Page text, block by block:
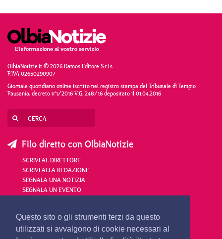
Questo sito o gli strumenti terzi da questo
utilizzati si avvalgono di cookie necessari al
OlbiaNotizie.it © 2026 Damos Editore S.r.l.s
P.IVA 02650290907
Giornale quotidiano online iscritto nel registro stampa del Tribunale di Tempio
Pausania, decreto n°1/2016 V.G. 248/16 depositato il 01.04.2016
Filo diretto con OlbiaNotizie
SCRIVI AL DIRETTORE
SCRIVI ALLA REDAZIONE
SEGNALA UNA NOTIZIA
SEGNALA UN EVENTO
redazione@olbianotizie.it